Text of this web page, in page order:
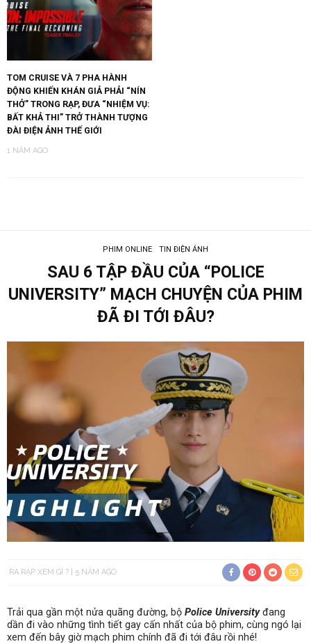
TOM CRUISE VÀ 7 PHA HÀNH
ĐỘNG KHIẾN KHÁN GIẢ PHẢI “NÍN
THỞ” TRONG RẠP, ĐƯA “NHIỆM VỤ:
BẤT KHẢ THI” TRỞ THÀNH TƯỢNG
ĐÀI ĐIỆN ẢNH THẾ GIỚI
1 NĂM AGO
PHIM ONLINE TIN ĐIỆN ẢNH
SAU 6 TẬP ĐẦU CỦA “POLICE
UNIVERSITY” MẠCH CHUYỆN CỦA PHIM
ĐÃ ĐI TỚI ĐÂU?
RA RẠP XEM GÌ ? 5 NĂM AGO
Trải qua gần một nửa quãng đường, bộ Police University đang
dần đi vào những tình tiết gay cấn nhất của bộ phim, cùng ngó lại
xem đến bây giờ mạch phim chính đã đi tới đâu rồi nhé!